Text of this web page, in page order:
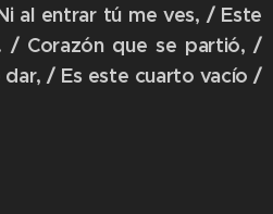
al entrar tú me ves, / Este
/ Corazón que se partió, /
dar, / Es este cuarto vacío /